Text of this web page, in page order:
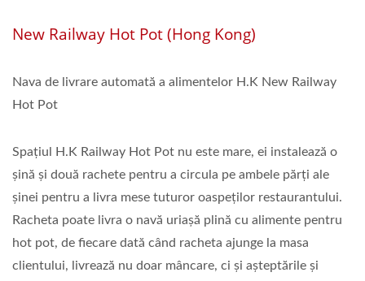
New Railway Hot Pot (Hong Kong)
Nava de livrare automată a alimentelor H.K New Railway
Hot Pot
Spațiul H.K Railway Hot Pot nu este mare, ei instalează o
șină și două rachete pentru a circula pe ambele părți ale
șinei pentru a livra mese tuturor oaspeților restaurantului.
Racheta poate livra o navă uriașă plină cu alimente pentru
hot pot, de fiecare dată când racheta ajunge la masa
clientului, livrează nu doar mâncare, ci și așteptările și